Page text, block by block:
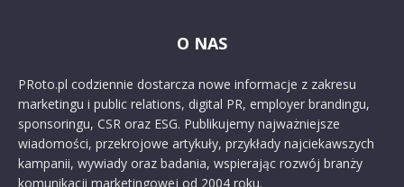
O NAS
PRoto.pl codziennie dostarcza nowe informacje z zakresu
marketingu i public relations, digital PR, employer brandingu,
sponsoringu, CSR oraz ESG. Publikujemy najważniejsze
wiadomości, przekrojowe artykuły, przykłady najciekawszych
kampanii, wywiady oraz badania, wspierając rozwój branży
komunikacji marketingowej od 2004 roku.